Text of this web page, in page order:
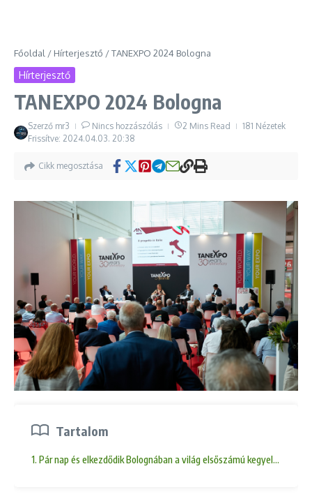
Főoldal / Hírterjesztő /TANEXPO 2024 Bologna
Hírterjesztő
TANEXPO 2024 Bologna
Szerző mr3 Nincs hozzászólás 2 Mins Read
181 Nézetek
Frissítve: 2024.04.03. 20:38
Cikk megosztása
Tartalom
1. Pár nap és elkezdődik Bolognában a világ elsőszámú kegyeleti